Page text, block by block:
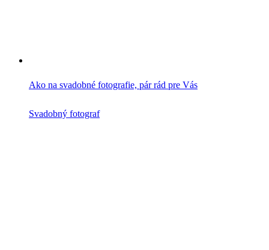
Ako na svadobné fotografie, pár rád pre Vás
Svadobný fotograf